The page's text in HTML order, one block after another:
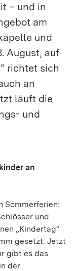
– und in
am
und
August, auf
richtet sich
an
läuft die
und
an
Sommerferien:
und
„Kindertag“
gesetzt. Jetzt
gibt es das
der